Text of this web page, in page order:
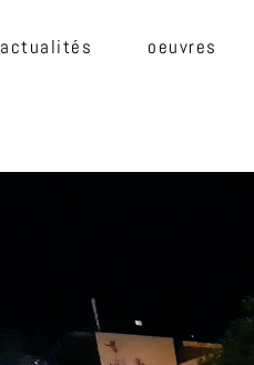
actualités oeuvres